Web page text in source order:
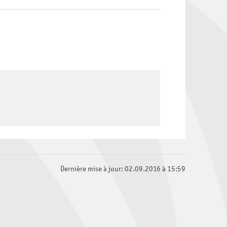
Dernière mise à jour: 02.09.2016 à 15:59